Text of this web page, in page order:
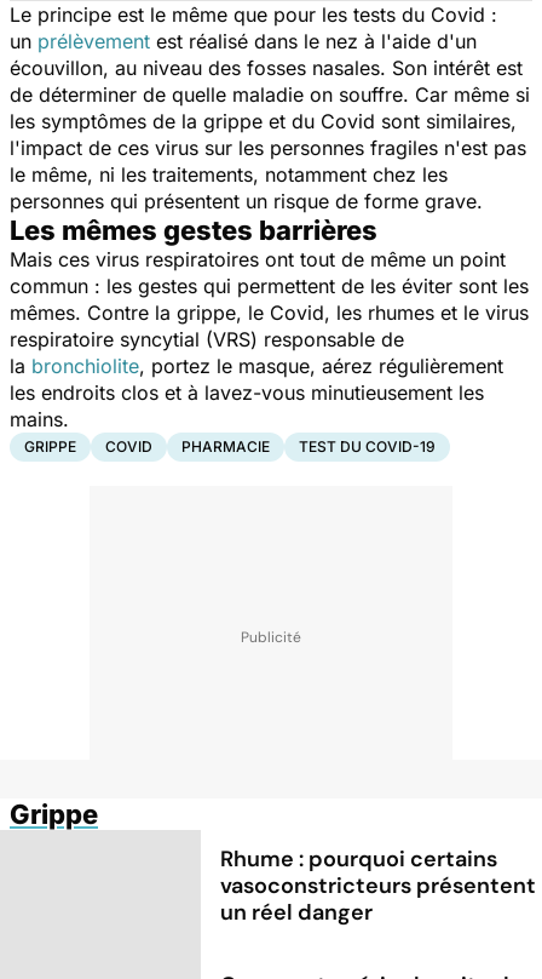
Le principe est le même que pour les tests du Covid :
un prélèvement est réalisé dans le nez à l'aide d'un
écouvillon, au niveau des fosses nasales. Son intérêt est
de déterminer de quelle maladie on souffre. Car même si
les symptômes de la grippe et du Covid sont similaires,
l'impact de ces virus sur les personnes fragiles n'est pas
le même, ni les traitements, notamment chez les
personnes qui présentent un risque de forme grave.
Les mêmes gestes barrières
Mais ces virus respiratoires ont tout de même un point
commun : les gestes qui permettent de les éviter sont les
mêmes. Contre la grippe, le Covid, les rhumes et le virus
respiratoire syncytial (VRS) responsable de
la bronchiolite, portez le masque, aérez régulièrement
les endroits clos et à lavez-vous minutieusement les
mains.
GRIPPE COVID PHARMACIE TEST DU COVID-19
Grippe
Rhume : pourquoi certains
vasoconstricteurs présentent
un réel danger